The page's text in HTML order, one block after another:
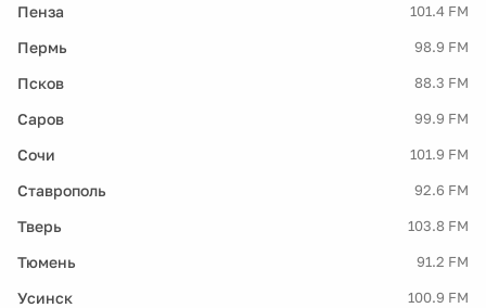
Пенза 101.4 FM
Пермь 98.9 FM
Псков 88.3 FM
Саров 99.9 FM
Сочи 101.9 FM
Ставрополь 92.6 FM
Тверь 103.8 FM
Тюмень 91.2 FM
Усинск 100.9 FM